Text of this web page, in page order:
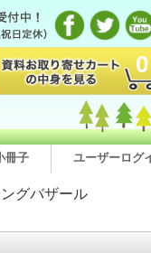
0
冊子 ユーザーログ
グバザール